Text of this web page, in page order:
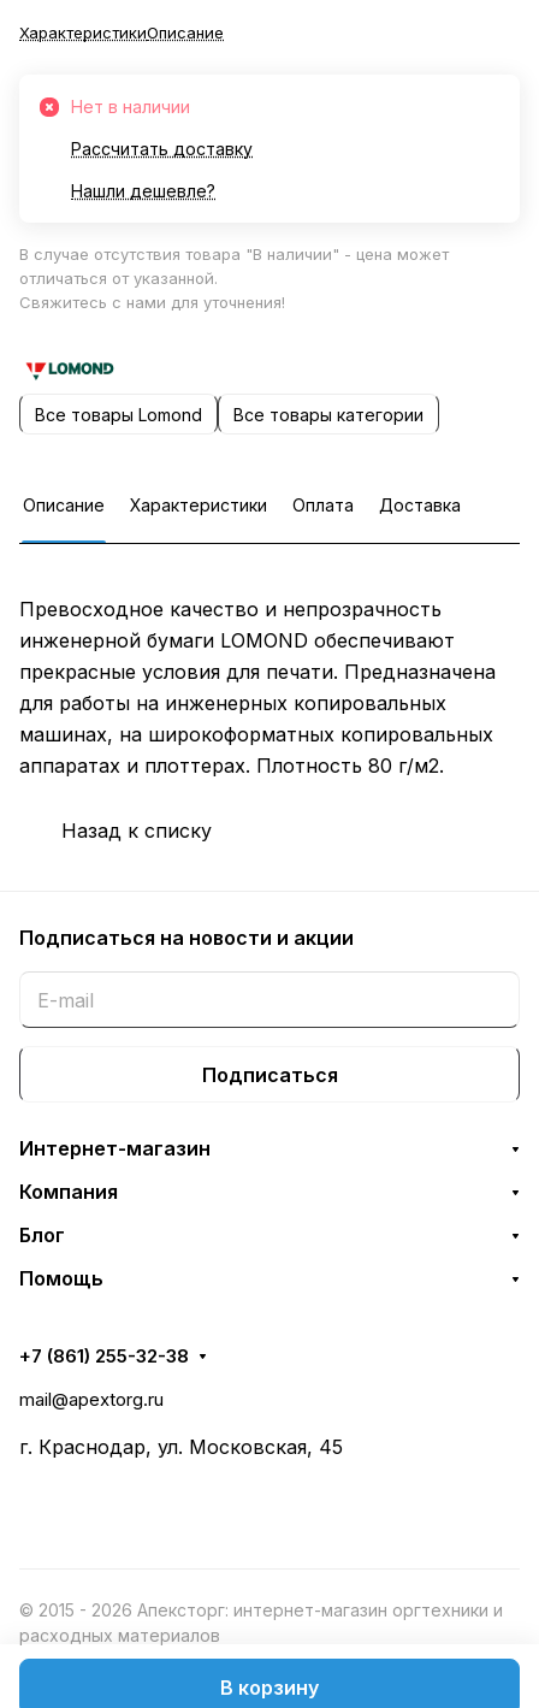
В корзину
ХарактеристикиОписание
Нет в наличии
Рассчитать доставку
Нашли дешевле?
В случае отсутствия товара "В наличии" - цена может
отличаться от указанной.
Свяжитесь с нами для уточнения!
Все товары Lomond Все товары категории
Описание Характеристики Оплата Доставка
Превосходное качество и непрозрачность
инженерной бумаги LOMOND обеспечивают
прекрасные условия для печати. Предназначена
для работы на инженерных копировальных
машинах, на широкоформатных копировальных
аппаратах и плоттерах. Плотность 80 г/м2.
Назад к списку
Подписаться на новости и акции
Подписаться
Интернет-магазин
Компания
Блог
Помощь
+7 (861) 255-32-38
mail@apextorg.ru
г. Краснодар, ул. Московская, 45
© 2015 - 2026 Апексторг: интернет-магазин оргтехники и
расходных материалов
Конфиденциальность